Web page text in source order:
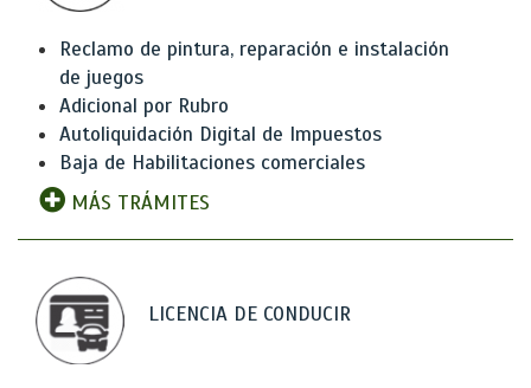
Reclamo de pintura, reparación e instalación
de juegos
Adicional por Rubro
Autoliquidación Digital de Impuestos
Baja de Habilitaciones comerciales
MÁS TRÁMITES
LICENCIA DE CONDUCIR